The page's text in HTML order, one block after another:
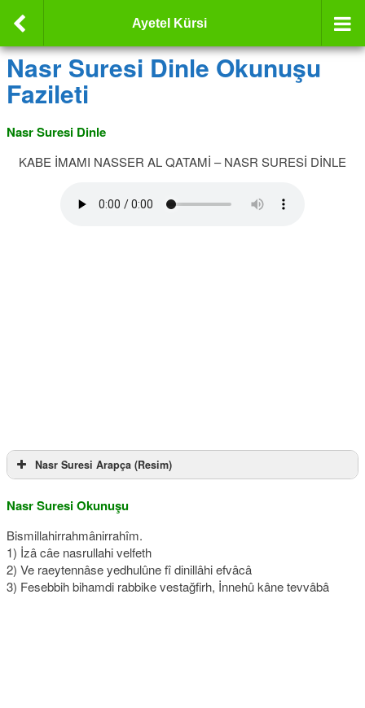
Ayetel Kürsi
Nasr Suresi Dinle Okunuşu
Fazileti
Nasr Suresi Dinle
KABE İMAMI NASSER AL QATAMİ – NASR SURESİ DİNLE
Nasr Suresi Arapça (Resim)
Nasr Suresi Okunuşu
Bismillahirrahmânirrahîm.
1) İzâ câe nasrullahi velfeth
2) Ve raeytennâse yedhulûne fî dinillâhi efvâcâ
3) Fesebbih bihamdi rabbike vestağfirh, İnnehû kâne tevvâbâ